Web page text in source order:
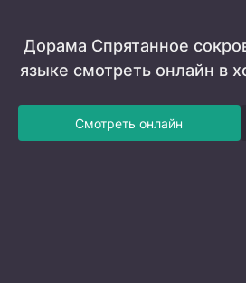
Дорама Спрятанное
языке смотреть онлайн в
Смотреть онлайн